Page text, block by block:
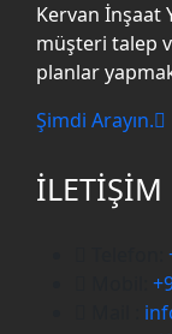
Kervan İnşaat
müşteri talep
planlar
Şimdi Arayın.